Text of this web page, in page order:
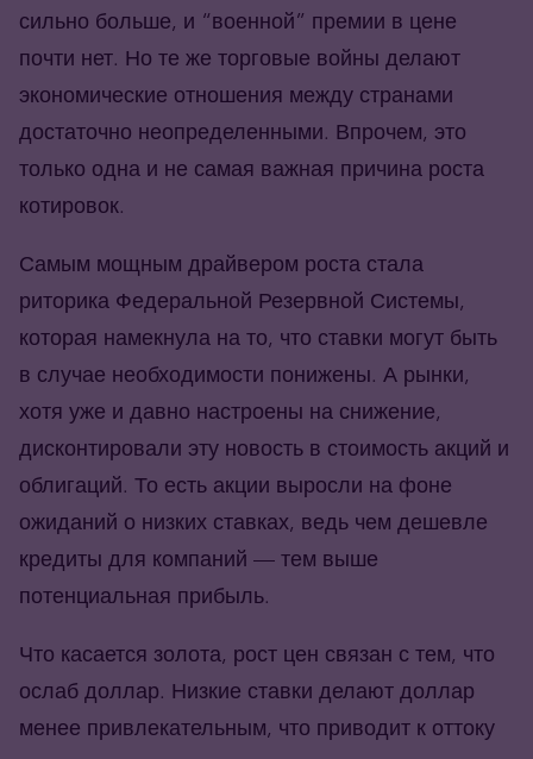
сильно больше, и “военной” премии в цене
почти нет. Но те же торговые войны делают
экономические отношения между странами
достаточно неопределенными. Впрочем, это
только одна и не самая важная причина роста
котировок.
Самым мощным драйвером роста стала
риторика Федеральной Резервной Системы,
которая намекнула на то, что ставки могут быть
в случае необходимости понижены. А рынки,
хотя уже и давно настроены на снижение,
дисконтировали эту новость в стоимость акций и
облигаций. То есть акции выросли на фоне
ожиданий о низких ставках, ведь чем дешевле
кредиты для компаний — тем выше
потенциальная прибыль.
Что касается золота, рост цен связан с тем, что
ослаб доллар. Низкие ставки делают доллар
менее привлекательным, что приводит к оттоку